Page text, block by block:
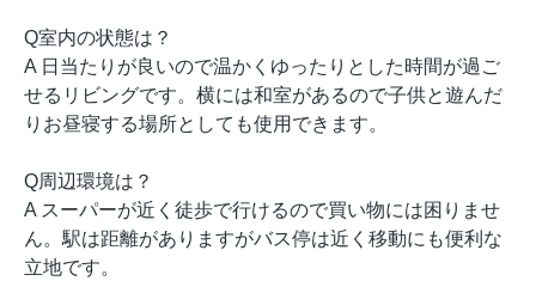
Q室内の状態は？
A 日当たりが良いので温かくゆったりとした時間が過ご
せるリビングです。横には和室があるので子供と遊んだ
りお昼寝する場所としても使用できます。
Q周辺環境は？
A スーパーが近く徒歩で行けるので買い物には困りませ
ん。駅は距離がありますがバス停は近く移動にも便利な
立地です。